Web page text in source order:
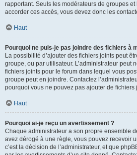
rapportant. Seuls les modérateurs de groupes
accorder ces accès, vous devez donc les
Haut
Pourquoi ne puis-je pas joindre des fichiers à
La possibilité d’ajouter des fichiers joints peut
groupe, ou par utilisateur. L’administrateur peut
fichiers joints pour le forum dans lequel vous
groupe peut en joindre. Contactez
pourquoi vous ne pouvez pas ajouter de fichiers
Haut
Pourquoi ai-je reçu un avertissement ?
Chaque administrateur a son propre ensemble
avez dérogé à une règle, vous pouvez recevoir
c’est la décision de l’administrateur, et que